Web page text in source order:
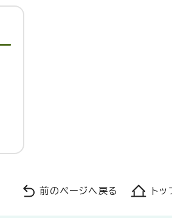
前のページへ戻る ト